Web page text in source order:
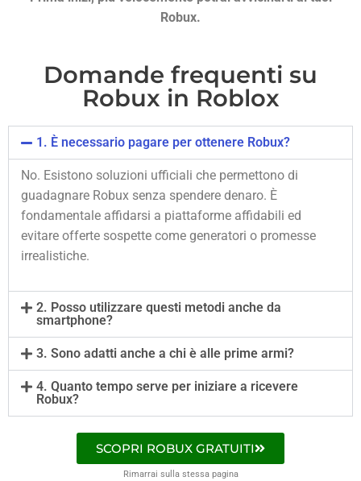
Robux.
Domande frequenti su
Robux in Roblox
1. È necessario pagare per ottenere Robux?
No. Esistono soluzioni ufficiali che permettono di
guadagnare Robux senza spendere denaro. È
fondamentale affidarsi a piattaforme affidabili ed
evitare offerte sospette come generatori o promesse
irrealistiche.
2. Posso utilizzare questi metodi anche da
smartphone?
3. Sono adatti anche a chi è alle prime armi?
4. Quanto tempo serve per iniziare a ricevere
Robux?
SCOPRI ROBUX GRATUITI
Rimarrai sulla stessa pagina